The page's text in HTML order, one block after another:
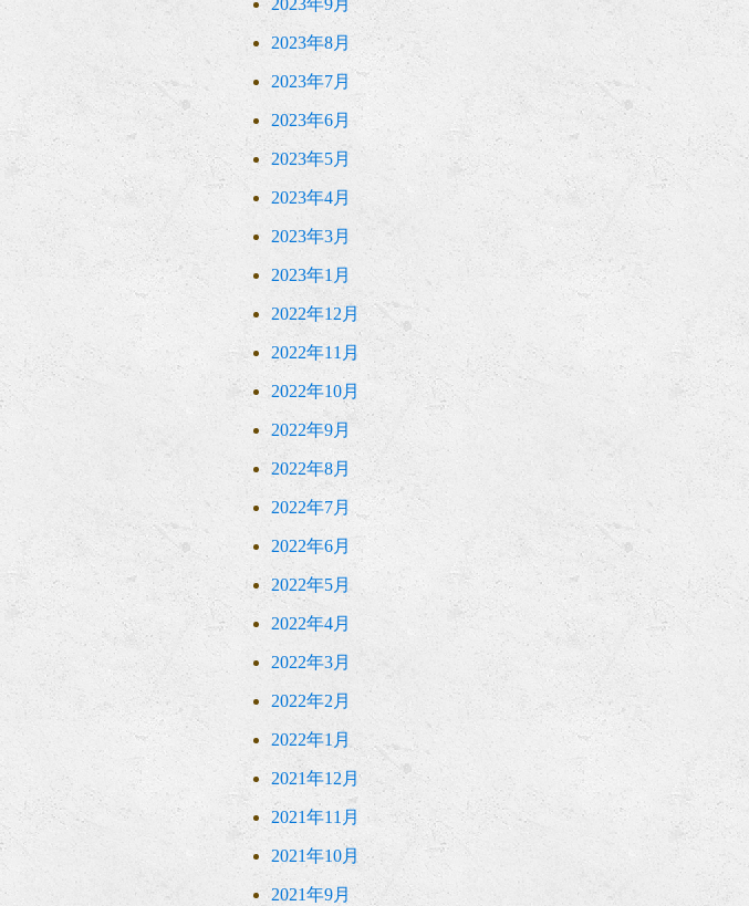
2023年9月
2023年8月
2023年7月
2023年6月
2023年5月
2023年4月
2023年3月
2023年1月
2022年12月
2022年11月
2022年10月
2022年9月
2022年8月
2022年7月
2022年6月
2022年5月
2022年4月
2022年3月
2022年2月
2022年1月
2021年12月
2021年11月
2021年10月
2021年9月